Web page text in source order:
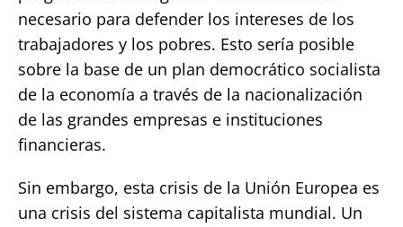
necesario para defender los intereses de los
trabajadores y los pobres. Esto sería posible
sobre la base de un plan democrático socialista
de la economía a través de la nacionalización
de las grandes empresas e instituciones
financieras.
Sin embargo, esta crisis de la Unión Europea es
una crisis del sistema capitalista mundial. Un